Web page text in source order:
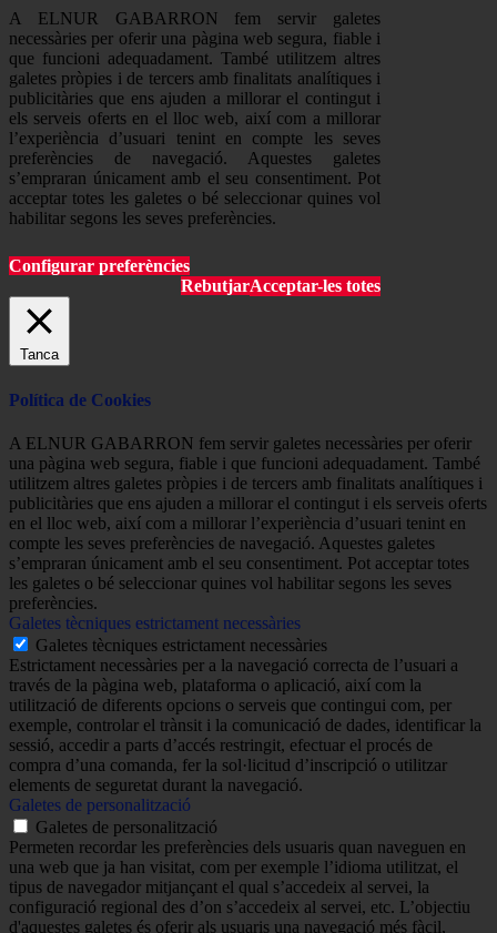
A ELNUR GABARRON fem servir galetes
necessàries per oferir una pàgina web segura, fiable i
que funcioni adequadament. També utilitzem altres
galetes pròpies i de tercers amb finalitats analítiques i
publicitàries que ens ajuden a millorar el contingut i
els serveis oferts en el lloc web, així com a millorar
l’experiència d’usuari tenint en compte les seves
preferències de navegació. Aquestes galetes
s’empraran únicament amb el seu consentiment. Pot
acceptar totes les galetes o bé seleccionar quines vol
habilitar segons les seves preferències.
Configurar preferències
RebutjarAcceptar-les totes
Tanca
Política de Cookies
A ELNUR GABARRON fem servir galetes necessàries per oferir
una pàgina web segura, fiable i que funcioni adequadament. També
utilitzem altres galetes pròpies i de tercers amb finalitats analítiques i
publicitàries que ens ajuden a millorar el contingut i els serveis oferts
en el lloc web, així com a millorar l’experiència d’usuari tenint en
compte les seves preferències de navegació. Aquestes galetes
s’empraran únicament amb el seu consentiment. Pot acceptar totes
les galetes o bé seleccionar quines vol habilitar segons les seves
preferències.
Galetes tècniques estrictament necessàries
Galetes tècniques estrictament necessàries
Estrictament necessàries per a la navegació correcta de l’usuari a
través de la pàgina web, plataforma o aplicació, així com la
utilització de diferents opcions o serveis que contingui com, per
exemple, controlar el trànsit i la comunicació de dades, identificar la
sessió, accedir a parts d’accés restringit, efectuar el procés de
compra d’una comanda, fer la sol·licitud d’inscripció o utilitzar
elements de seguretat durant la navegació.
Galetes de personalització
Galetes de personalització
Permeten recordar les preferències dels usuaris quan naveguen en
una web que ja han visitat, com per exemple l’idioma utilitzat, el
tipus de navegador mitjançant el qual s’accedeix al servei, la
configuració regional des d’on s’accedeix al servei, etc. L’objectiu
d'aquestes galetes és oferir als usuaris una navegació més fàcil,